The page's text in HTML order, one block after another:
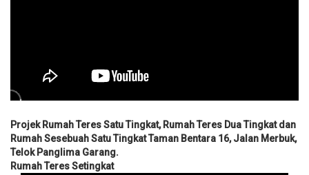
Projek Rumah Teres Satu Tingkat, Rumah Teres Dua Tingkat dan
Rumah Sesebuah Satu Tingkat Taman Bentara 16, Jalan Merbuk,
Telok Panglima Garang.
Rumah Teres Setingkat